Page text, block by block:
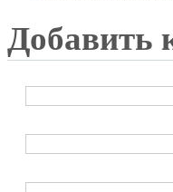
Добавить